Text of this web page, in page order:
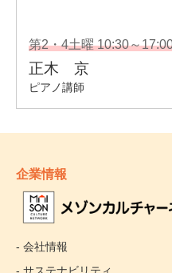
企業情報
- 会社情報
- サステナビリティ